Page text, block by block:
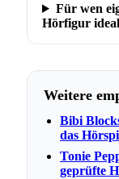
Für wen
Hörfigur
Weitere
Bibi
das
Tonie
geprüfte